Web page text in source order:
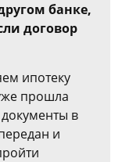
банке,
договор
ипотеку
прошла
в
и